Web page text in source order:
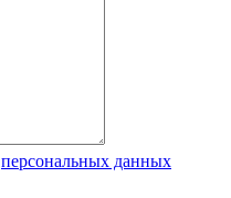
персональных данных